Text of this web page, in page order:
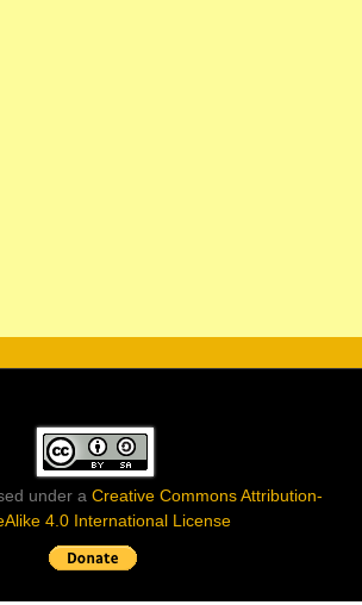
under a Creative Commons Attribution-
4.0 International License